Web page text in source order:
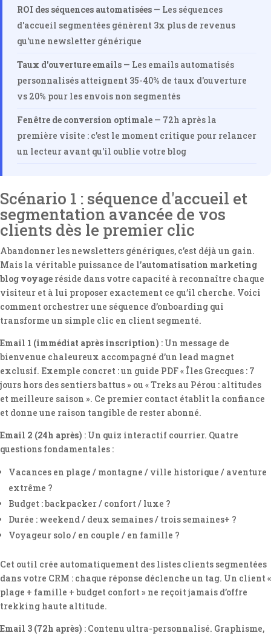
ROI des séquences automatisées — Les séquences
d'accueil segmentées génèrent 3x plus de revenus
qu'une newsletter générique
Taux d'ouverture emails — Les emails automatisés
personnalisés atteignent 35-40% de taux d'ouverture
vs 20% pour les envois non segmentés
Fenêtre de conversion optimale — 72h après la
première visite : c'est le moment critique pour relancer
un lecteur avant qu'il oublie votre blog
Scénario 1 : séquence d'accueil et
segmentation avancée de vos
clients dès le premier clic
Abandonner les newsletters génériques, c’est déjà un gain.
Mais la véritable puissance de l’automatisation marketing
blog voyage réside dans votre capacité à reconnaître chaque
visiteur et à lui proposer exactement ce qu’il cherche. Voici
comment orchestrer une séquence d’onboarding qui
transforme un simple clic en client segmenté.
Email 1 (immédiat après inscription) : Un message de
bienvenue chaleureux accompagné d’un lead magnet
exclusif. Exemple concret : un guide PDF « Îles Grecques : 7
jours hors des sentiers battus » ou « Treks au Pérou : altitudes
et meilleure saison ». Ce premier contact établit la confiance
et donne une raison tangible de rester abonné.
Email 2 (24h après) : Un quiz interactif courrier. Quatre
questions fondamentales :
Vacances en plage / montagne / ville historique / aventure
extrême ?
Budget : backpacker / confort / luxe ?
Durée : weekend / deux semaines / trois semaines+ ?
Voyageur solo / en couple / en famille ?
Cet outil crée automatiquement des listes clients segmentées
dans votre CRM : chaque réponse déclenche un tag. Un client «
plage + famille + budget confort » ne reçoit jamais d’offre
trekking haute altitude.
Email 3 (72h après) : Contenu ultra-personnalisé. Graphisme,